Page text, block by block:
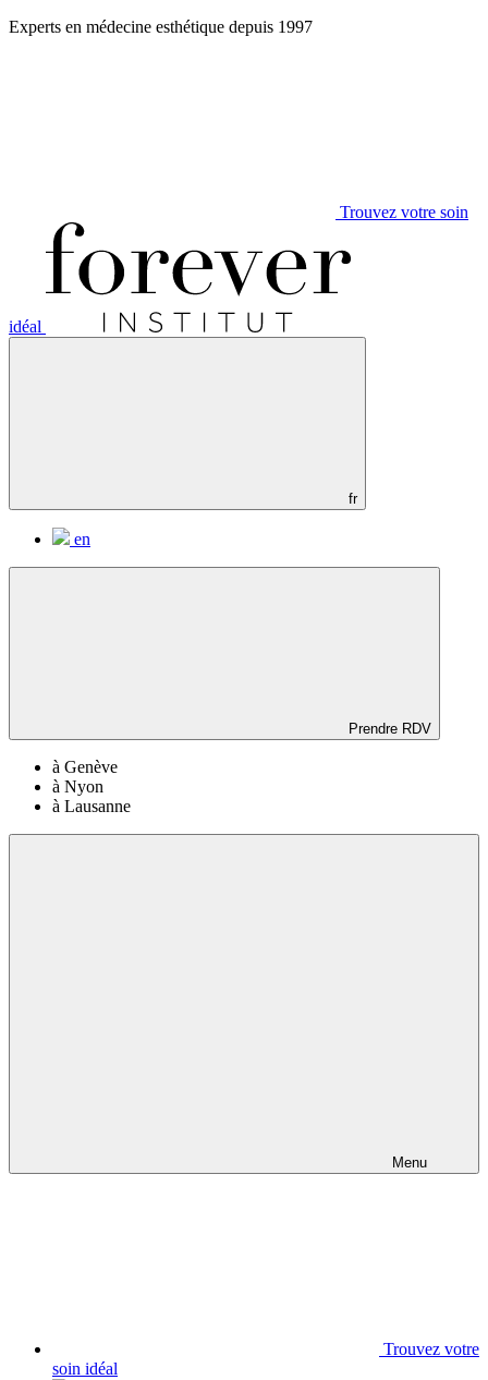
Aller
Experts en médecine esthétique depuis 1997
Trouvez votre soin
idéal
fr
en
Prendre RDV
à Genève
à Nyon
à Lausanne
Menu
Trouvez votre
soin idéal